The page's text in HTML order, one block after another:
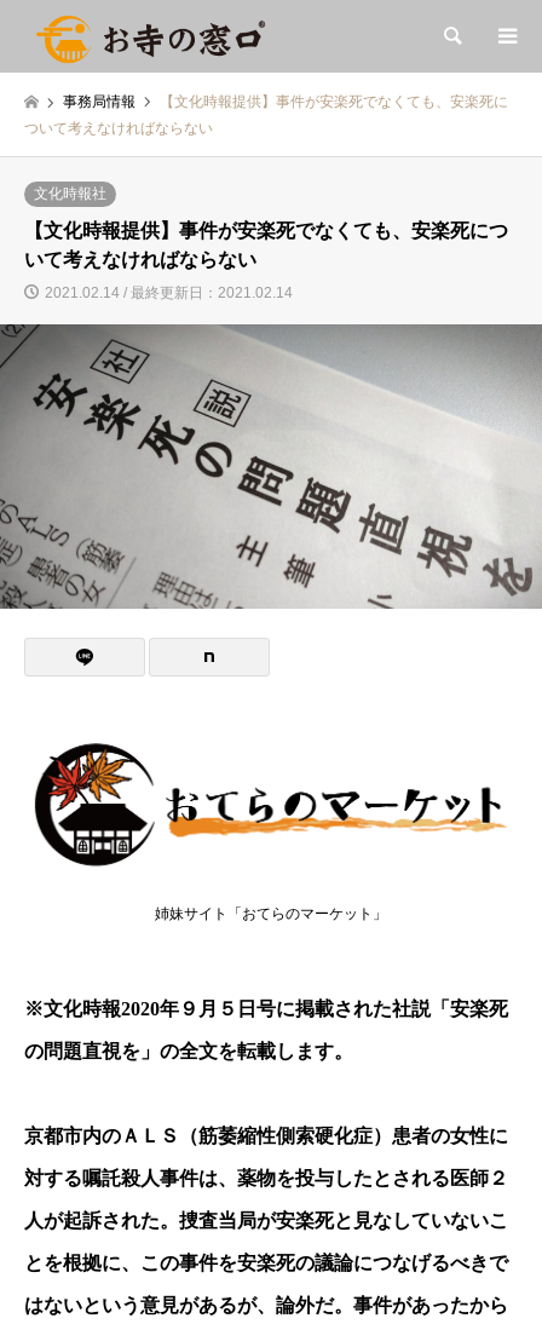
検索
事務局情報
【文化時報提供】事件が安楽死でなくても、安楽死に
ついて考えなければならない
文化時報社
【文化時報提供】事件が安楽死でなくても、安楽死につ
いて考えなければならない
2021.02.14 / 最終更新日：2021.02.14
姉妹サイト「おてらのマーケット」
※文化時報2020年９月５日号に掲載された社説「安楽死
の問題直視を」の全文を転載します。
京都市内のＡＬＳ（筋萎縮性側索硬化症）患者の女性に
対する嘱託殺人事件は、薬物を投与したとされる医師２
人が起訴された。捜査当局が安楽死と見なしていないこ
とを根拠に、この事件を安楽死の議論につなげるべきで
はないという意見があるが、論外だ。事件があったから